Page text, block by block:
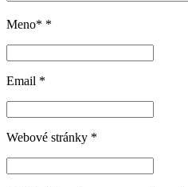
Meno* *
Email *
Webové stránky *